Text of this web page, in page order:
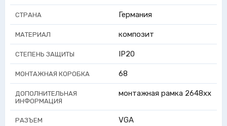
СТРАНА Германия
МАТЕРИАЛ композит
СТЕПЕНЬ ЗАЩИТЫ IP20
МОНТАЖНАЯ КОРОБКА 68
ДОПОЛНИТЕЛЬНАЯ
ИНФОРМАЦИЯ
монтажная рамка 2648хх
РАЗЪЕМ VGA